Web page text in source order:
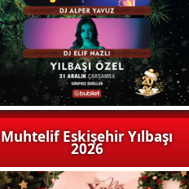
Muhtelif Eskişehir Yılbaşı
2026